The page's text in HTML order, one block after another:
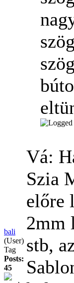
bali
(User)
Tag
Posts:
45
Vá:
Szia
előre
2mm
stb,